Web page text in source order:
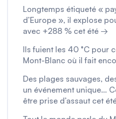
Longtemps étiqueté «
d’Europe », il explose
avec +288 % cet été →
Ils fuient les 40 °C pour
Mont-Blanc où il fait
Des plages sauvages,
un événement unique…
être prise d’assaut cet